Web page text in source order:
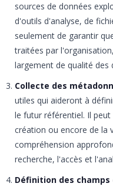
sources de données
d'outils d'analyse, de
seulement de garantir
traitées par
largement de qualité des
Collecte des
utiles qui aideront à
le futur référentiel. Il
création ou encore de la
compréhension
recherche, l'accès et
Définition des champs